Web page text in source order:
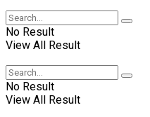
No Result
View All Result
No Result
View All Result